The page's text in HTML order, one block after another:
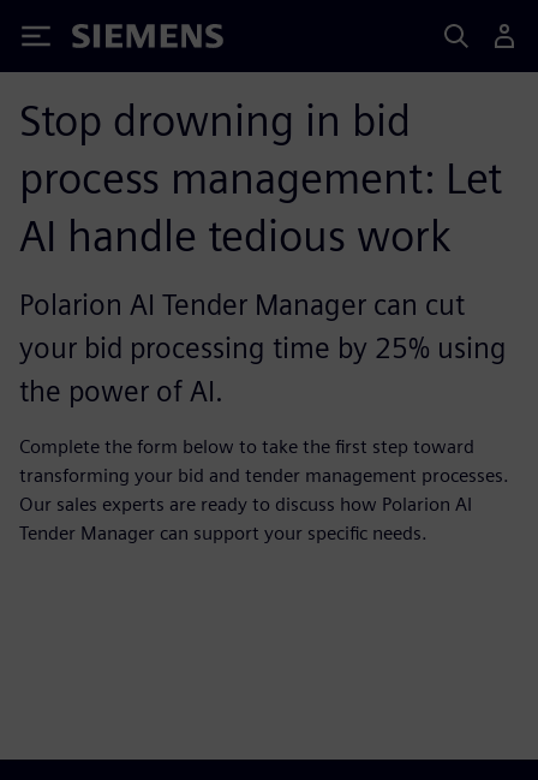
Siemens
Stop drowning in bid
process management: Let
AI handle tedious work
Polarion AI Tender Manager can cut
your bid processing time by 25% using
the power of AI.
Complete the form below to take the first step toward
transforming your bid and tender management processes.
Our sales experts are ready to discuss how Polarion AI
Tender Manager can support your specific needs.